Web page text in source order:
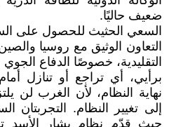
ضعيف حاليًا.
السعي الحثيث للحصول على
التعاون الوثيق مع روسيا
التقليدية، خصوصًا الدفاع الجوي
برأيي، أي تراجع أو تنازل
نهاية النظام، لأن الغرب لن
إلى تغيير النظام. التجربتان
حيث قدّم نظام بشار الأسد